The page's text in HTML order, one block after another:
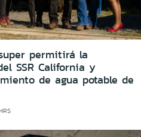
permitirá la
SSR California y
de agua potable de